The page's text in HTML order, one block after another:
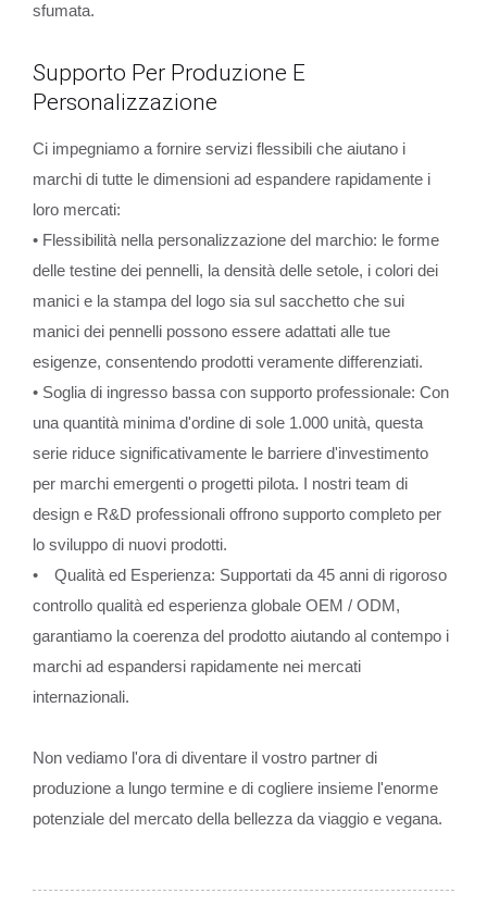
sfumata.
Supporto Per Produzione E
Personalizzazione
Ci impegniamo a fornire servizi flessibili che aiutano i
marchi di tutte le dimensioni ad espandere rapidamente i
loro mercati:
• Flessibilità nella personalizzazione del marchio: le forme
delle testine dei pennelli, la densità delle setole, i colori dei
manici e la stampa del logo sia sul sacchetto che sui
manici dei pennelli possono essere adattati alle tue
esigenze, consentendo prodotti veramente differenziati.
• Soglia di ingresso bassa con supporto professionale: Con
una quantità minima d'ordine di sole 1.000 unità, questa
serie riduce significativamente le barriere d'investimento
per marchi emergenti o progetti pilota. I nostri team di
design e R&D professionali offrono supporto completo per
lo sviluppo di nuovi prodotti.
• Qualità ed Esperienza: Supportati da 45 anni di rigoroso
controllo qualità ed esperienza globale OEM / ODM,
garantiamo la coerenza del prodotto aiutando al contempo i
marchi ad espandersi rapidamente nei mercati
internazionali.
Non vediamo l'ora di diventare il vostro partner di
produzione a lungo termine e di cogliere insieme l'enorme
potenziale del mercato della bellezza da viaggio e vegana.